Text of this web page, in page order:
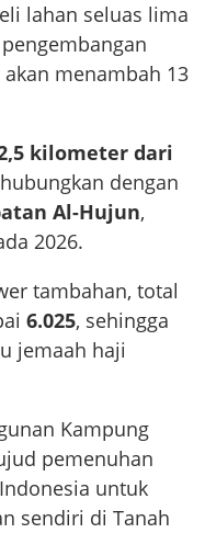
lahan seluas lima
menambah 13
kilometer dari
dengan
Al-Hujun,
2026.
tambahan, total
6.025, sehingga
jemaah haji
Kampung
pemenuhan
untuk
sendiri di Tanah